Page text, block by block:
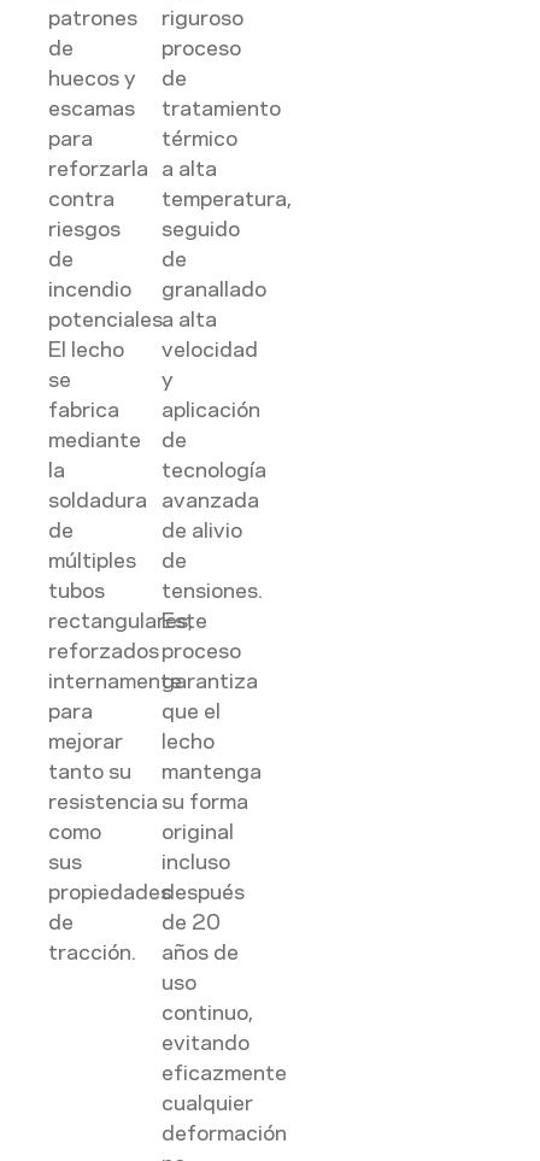
patrones
de
huecos y
escamas
para
reforzarla
contra
riesgos
de
incendio
potenciales.
El lecho
se
fabrica
mediante
la
soldadura
de
múltiples
tubos
rectangulares,
reforzados
internamente
para
mejorar
tanto su
resistencia
como
sus
propiedades
de
tracción.
riguroso
proceso
de
tratamiento
térmico
a alta
temperatura,
seguido
de
granallado
a alta
velocidad
y
aplicación
de
tecnología
avanzada
de alivio
de
tensiones.
Este
proceso
garantiza
que el
lecho
mantenga
su forma
original
incluso
después
de 20
años de
uso
continuo,
evitando
eficazmente
cualquier
deformación